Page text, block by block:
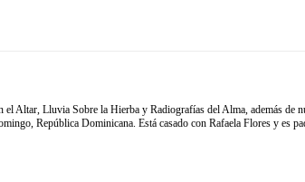
Altar, Lluvia Sobre la Hierba y Radiografías del Alma, además de
República Dominicana. Está casado con Rafaela Flores y es